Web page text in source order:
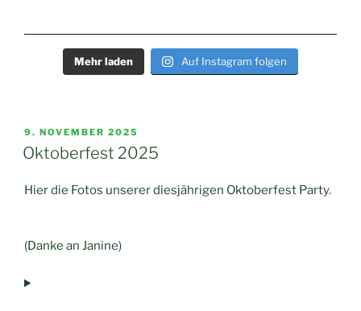
Mehr laden Auf Instagram folgen
VERÖFFENTLICHT
AM
9. NOVEMBER 2025
Oktoberfest 2025
Hier die Fotos unserer diesjährigen Oktoberfest Party.
(Danke an Janine)